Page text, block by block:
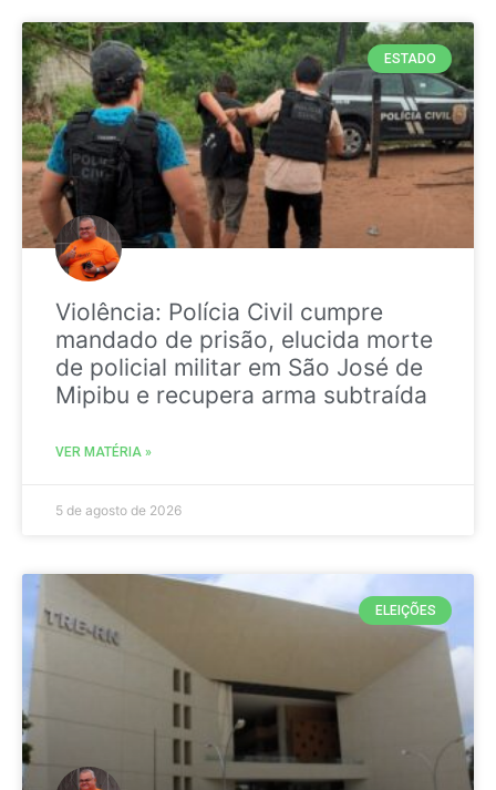
ESTADO
Violência: Polícia Civil cumpre
mandado de prisão, elucida morte
de policial militar em São José de
Mipibu e recupera arma subtraída
VER MATÉRIA »
5 de agosto de 2026
ELEIÇÕES